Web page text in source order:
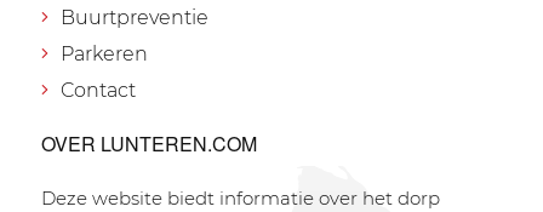
Buurtpreventie
Parkeren
Contact
OVER LUNTEREN.COM
Deze website biedt informatie over het dorp